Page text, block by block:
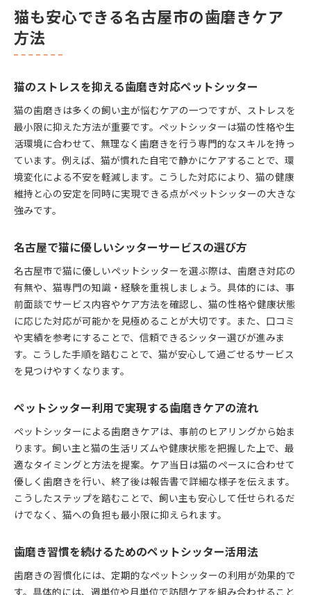
猫も安心できる名古屋市の歯磨きケア
方法
猫のストレスを抑える歯磨き対応ペットシッター
猫の歯磨きは多くの飼い主が悩むケアの一つですが、ストレスを
最小限に抑えた方法が重要です。ペットシッターは猫の性格や生
活環境に合わせて、無理なく歯磨きを行う専門的なスキルを持っ
ています。例えば、猫が慣れた自宅で静かにケアすることで、環
境変化による不安を軽減します。こうした対応により、猫の健康
維持と心の安定を同時に実現できる点がペットシッターの大きな
強みです。
名古屋で猫に優しいシッターサービスの選び方
名古屋市で猫に優しいペットシッターを選ぶ際は、歯磨き対応の
有無や、猫専門の知識・経験を重視しましょう。具体的には、事
前面談でサービス内容やケア方法を確認し、猫の性格や健康状態
に応じた対応が可能かを見極めることが大切です。また、口コミ
や実績を参考にすることで、信頼できるシッター選びが進みま
す。こうした手順を踏むことで、猫が安心して過ごせるサービス
を見つけやすくなります。
ペットシッター利用で実現する歯磨きケアの流れ
ペットシッターによる歯磨きケアは、事前のヒアリングから始ま
ります。飼い主と猫の生活リズムや健康状態を把握した上で、最
適なタイミングと方法を提案。ケア当日は猫のペースに合わせて
優しく歯磨きを行い、終了後は報告書で詳細な様子を伝えます。
こうしたステップを踏むことで、飼い主も安心して任せられるだ
けでなく、猫への負担も最小限に抑えられます。
歯磨き習慣を続けるためのペットシッター活用法
歯磨きの習慣化には、定期的なペットシッターの利用が効果的で
す。具体的には、週単位や月単位で訪問ケアを組み合わせること